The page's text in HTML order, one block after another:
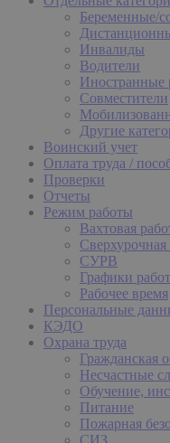
Беременные/
Инвалиды
Водители
Иностранные
Совместители
Другие
Воинский учет
Оплата труда /
Проверки
Отчеты
Режим работы
Вахтовая
Сверхурочная
СУРВ
Графики
Рабочее время
Персональные
КЭДО
Охрана труда
Гражданская
Несчастные
Обучение,
Питание
Пожарная
СИЗ